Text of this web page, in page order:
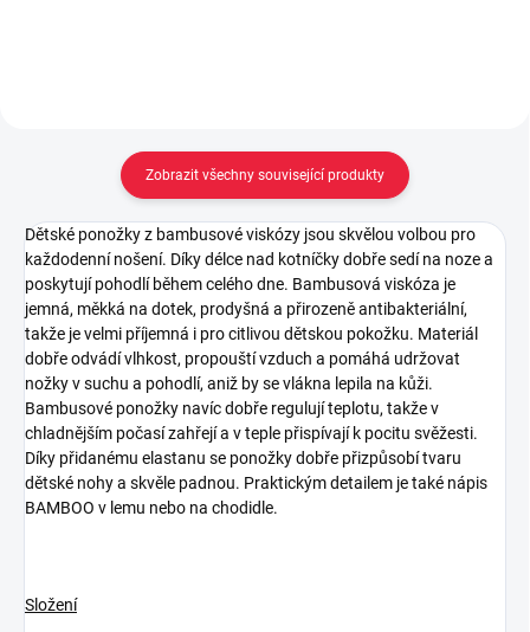
Zobrazit všechny související produkty
Dětské ponožky z bambusové viskózy jsou skvělou volbou pro
každodenní nošení. Díky délce nad kotníčky dobře sedí na noze a
poskytují pohodlí během celého dne. Bambusová viskóza je
jemná, měkká na dotek, prodyšná a přirozeně antibakteriální,
takže je velmi příjemná i pro citlivou dětskou pokožku. Materiál
dobře odvádí vlhkost, propouští vzduch a pomáhá udržovat
nožky v suchu a pohodlí, aniž by se vlákna lepila na kůži.
Bambusové ponožky navíc dobře regulují teplotu, takže v
chladnějším počasí zahřejí a v teple přispívají k pocitu svěžesti.
Díky přidanému elastanu se ponožky dobře přizpůsobí tvaru
dětské nohy a skvěle padnou. Praktickým detailem je také nápis
BAMBOO v lemu nebo na chodidle.
Složení